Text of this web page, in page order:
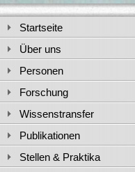
Startseite
Über uns
Personen
Forschung
Wissenstransfer
Publikationen
Stellen & Praktika